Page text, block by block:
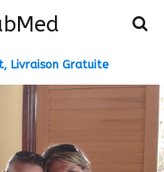
Livraison Gratuite